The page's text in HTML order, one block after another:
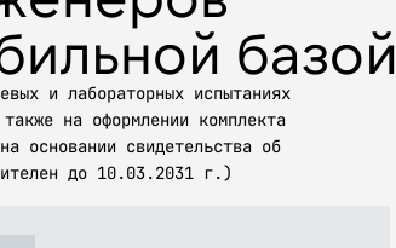
базой
и лабораторных испытаниях
на оформлении комплекта
основании свидетельства об
до 10.03.2031 г.)